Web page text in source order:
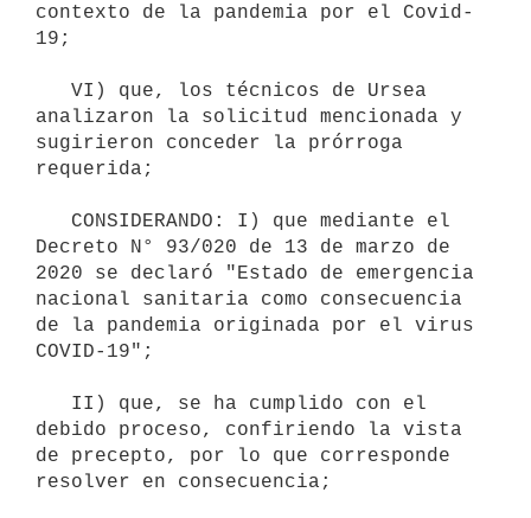
contexto de la pandemia por el Covid-
19;
analizaron la solicitud mencionada y
sugirieron conceder la prórroga
requerida;
Decreto N° 93/020 de 13 de marzo de
2020 se declaró "Estado de emergencia
nacional sanitaria como consecuencia
de la pandemia originada por el virus
COVID-19";
debido proceso, confiriendo la vista
de precepto, por lo que corresponde
resolver en consecuencia;